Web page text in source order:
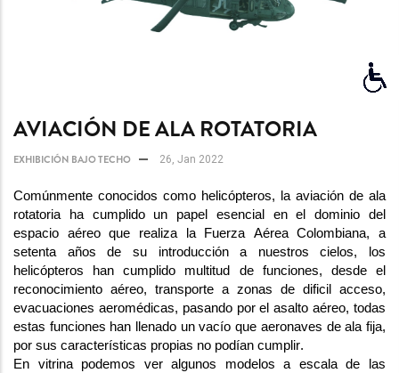
AVIACIÓN DE ALA ROTATORIA
EXHIBICIÓN BAJO TECHO 26, Jan 2022
Comúnmente conocidos como helicópteros, la aviación de ala
rotatoria ha cumplido un papel esencial en el dominio del
espacio aéreo que realiza la Fuerza Aérea Colombiana, a
setenta años de su introducción a nuestros cielos,
helicópteros han cumplido multitud de funciones, desde el
reconocimiento aéreo, transporte a zonas de dificil
acceso,
evacuaciones aeromédicas, pasando por el asalto aéreo, todas
estas funciones han llenado un vacío que aeronaves de ala fija,
por sus características propias no podían cumplir.
En vitrina podemos ver algunos modelos a escala de las